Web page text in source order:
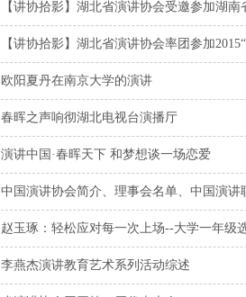
【讲协拾影】湖北省演讲协会受邀参加湖
【讲协拾影】湖北省演讲协会率团参加
欧阳夏丹在南京大学的演讲
春晖之声响彻湖北电视台演播厅
演讲中国·春晖天下 和梦想谈一场恋爱
中国演讲协会简介、理事会名单、中国演讲
赵玉琢：轻松应对每一次上场--大学一年级
李燕杰演讲教育艺术系列活动综述